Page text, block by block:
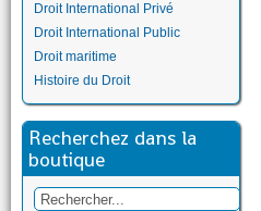
Droit International Privé
Droit International Public
Droit maritime
Histoire du Droit
Recherchez dans la
boutique